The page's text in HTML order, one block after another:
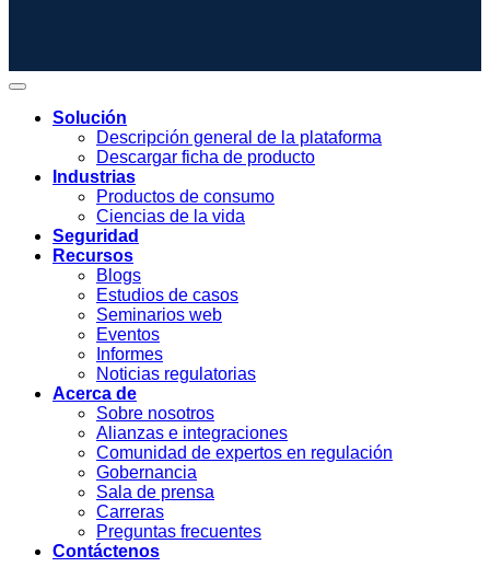
Solución
Descripción general de la plataforma
Descargar ficha de producto
Industrias
Productos de consumo
Ciencias de la vida
Seguridad
Recursos
Blogs
Estudios de casos
Seminarios web
Eventos
Informes
Noticias regulatorias
Acerca de
Sobre nosotros
Alianzas e integraciones
Comunidad de expertos en regulación
Gobernancia
Sala de prensa
Carreras
Preguntas frecuentes
Contáctenos